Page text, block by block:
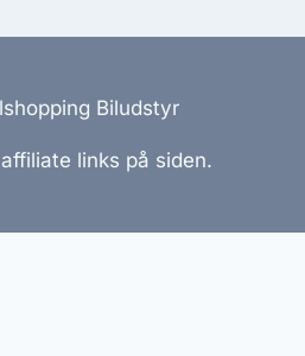
Biludstyr
links på siden.